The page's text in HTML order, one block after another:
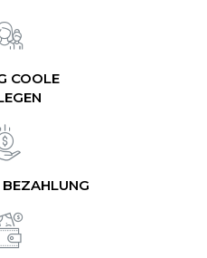
COOLE